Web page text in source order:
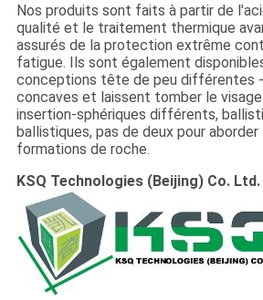
Nos produits sont faits à partir de
qualité et le traitement thermique
assurés de la protection extrême
fatigue. Ils sont également
conceptions tête de peu différentes
concaves et laissent tomber le
insertion-sphériques différents,
ballistiques, pas de deux pour
formations de roche.
KSQ Technologies (Beijing) Co. Ltd.